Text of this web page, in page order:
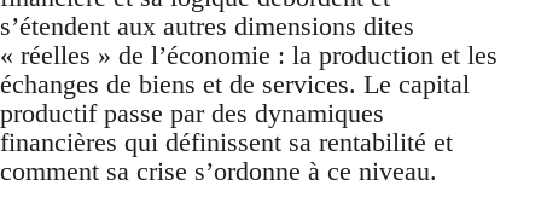
s’étendent aux autres dimensions dites
« réelles » de l’économie : la production et les
échanges de biens et de services. Le capital
productif passe par des dynamiques
financières qui définissent sa rentabilité et
comment sa crise s’ordonne à ce niveau.